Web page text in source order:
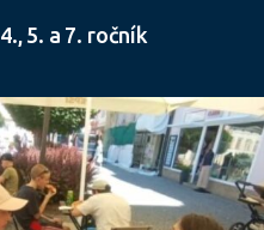
4., 5. a 7. ročník